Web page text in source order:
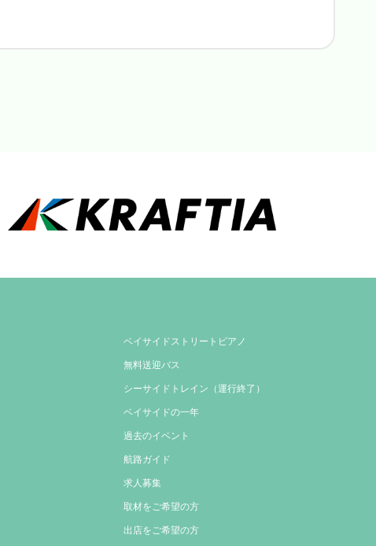
ベイサイドストリートピアノ
無料送迎バス
シーサイドトレイン（運行終了）
ベイサイドの一年
過去のイベント
航路ガイド
求人募集
取材をご希望の方
出店をご希望の方